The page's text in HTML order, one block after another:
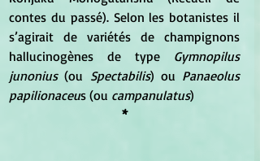
contes du passé). Selon les botanistes il
s’agirait de variétés de champignons
hallucinogènes de type Gymnopilus
junonius (ou Spectabilis) ou Panaeolus
papilionaceus (ou campanulatus)
*